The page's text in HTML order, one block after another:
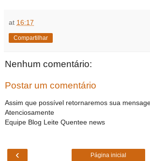
at 16:17
Compartilhar
Nenhum comentário:
Postar um comentário
Assim que possível retornaremos sua
Atenciosamente
Equipe Blog Leite Quentee news
‹ Página inicial